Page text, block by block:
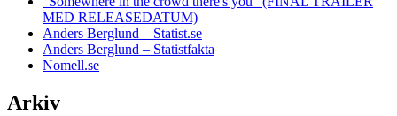
MED RELEASEDATUM)
Anders Berglund – Statist.se
Anders Berglund – Statistfakta
Nomell.se
Arkiv